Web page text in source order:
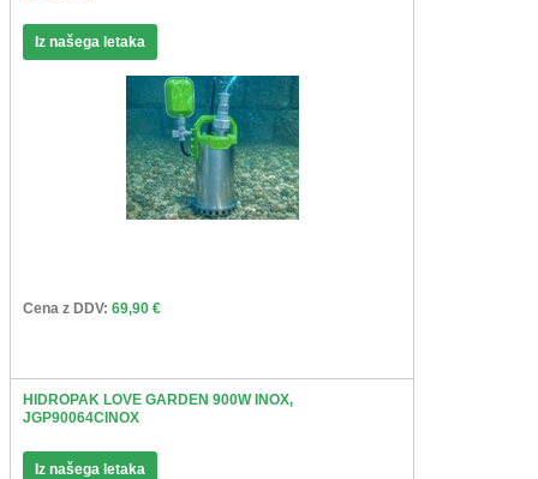
Iz našega letaka
Cena z DDV: 69,90 €
HIDROPAK LOVE GARDEN 900W INOX,
JGP90064CINOX
Iz našega letaka